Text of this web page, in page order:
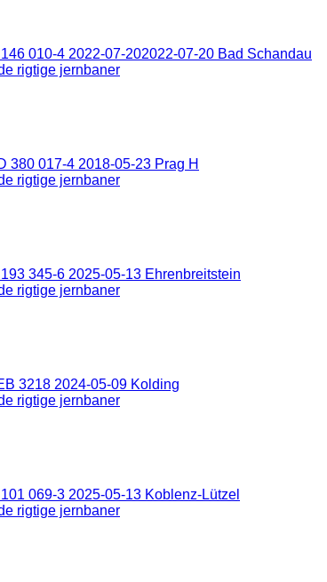
010-4 2022-07-202022-07-20 Bad Schandau
rigtige jernbaner
380 017-4 2018-05-23 Prag H
rigtige jernbaner
345-6 2025-05-13 Ehrenbreitstein
rigtige jernbaner
3218 2024-05-09 Kolding
rigtige jernbaner
069-3 2025-05-13 Koblenz-Lützel
rigtige jernbaner